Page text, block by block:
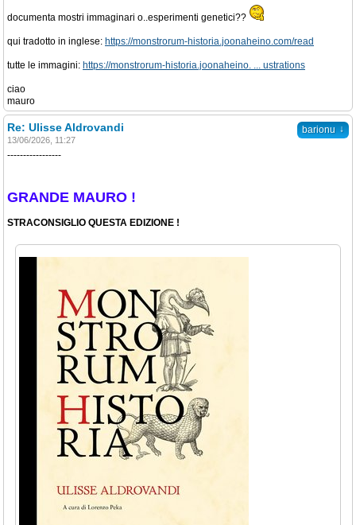
documenta mostri immaginari o..esperimenti genetici??
qui tradotto in inglese: https://monstrorum-historia.joonaheino.com/read
tutte le immagini: https://monstrorum-historia.joonaheino. ... ustrations
ciao
mauro
barionu ↓
Re: Ulisse Aldrovandi
13/06/2026, 11:27
-----------------
GRANDE MAURO !
STRACONSIGLIO QUESTA EDIZIONE !